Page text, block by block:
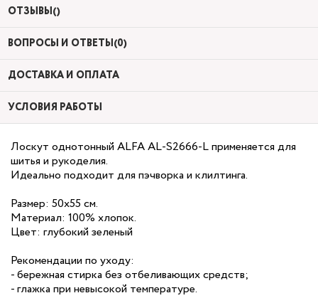
ОТЗЫВЫ()
ВОПРОСЫ И ОТВЕТЫ(0)
ДОСТАВКА И ОПЛАТА
УСЛОВИЯ РАБОТЫ
Лоскут однотонный ALFA AL-S2666-L применяется для
шитья и рукоделия.
Идеально подходит для пэчворка и клилтинга.
Размер: 50х55 см.
Материал: 100% хлопок.
Цвет: глубокий зеленый
Рекомендации по уходу:
- бережная стирка без отбеливающих средств;
- глажка при невысокой температуре.